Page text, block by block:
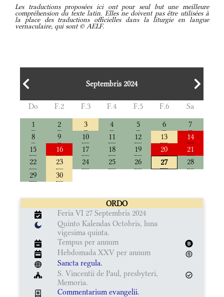
Les traductions proposées ici ont pour seul but une meilleure
compréhension du texte latin. Elles ne doivent pas être utilisées à
la place des traductions officielles dans la liturgie en langue
vernaculaire, qui sont © AELF.
Septembris 2024
Do F.2 F.3 F.4 F.5 F.6
Sa
1
2 3 4 5 6
7
8
9 10 11 12 13
14
15
16 17 18 19 20
21
22
23 24 25 26 27
28
29
30
ORDO
Feria VI 27 Septembris 2024
Quinto Kalendas Octobris, luna
vigesima quinta.
Tempus per annum
Hebdomada XXV per annum
Sancta regula.
S. Vincentii de Paul, presbyteri,
Memoria.
Commentarium evangelii.